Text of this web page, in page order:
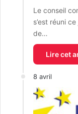
Le conseil
s’est réuni
de…
Lire cet
8 avril